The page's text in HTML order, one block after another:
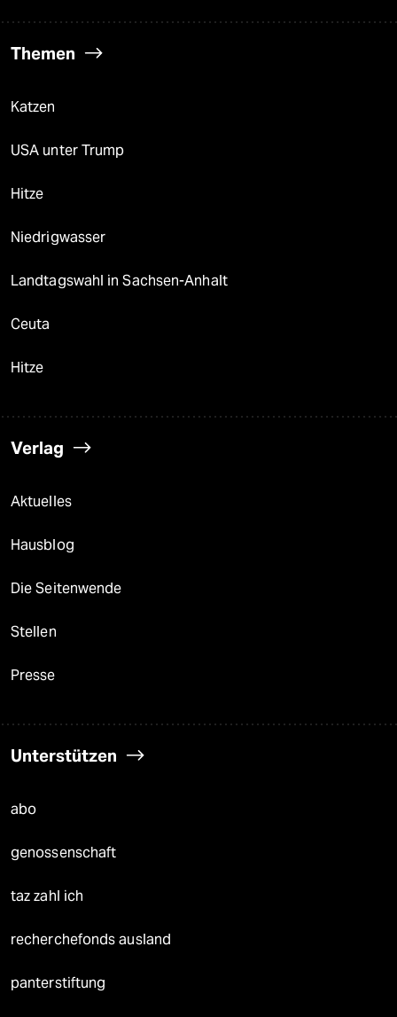
Themen
Katzen
USA unter Trump
Hitze
Niedrigwasser
Landtagswahl in Sachsen-Anhalt
Ceuta
Hitze
Verlag
Aktuelles
Hausblog
Die Seitenwende
Stellen
Presse
Unterstützen
abo
genossenschaft
taz zahl ich
recherchefonds ausland
panterstiftung